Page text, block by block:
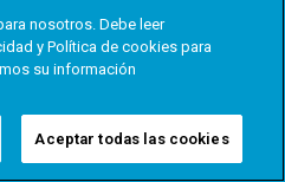
nosotros. Debe leer
y Política de cookies para
su información
Aceptar todas las cookies